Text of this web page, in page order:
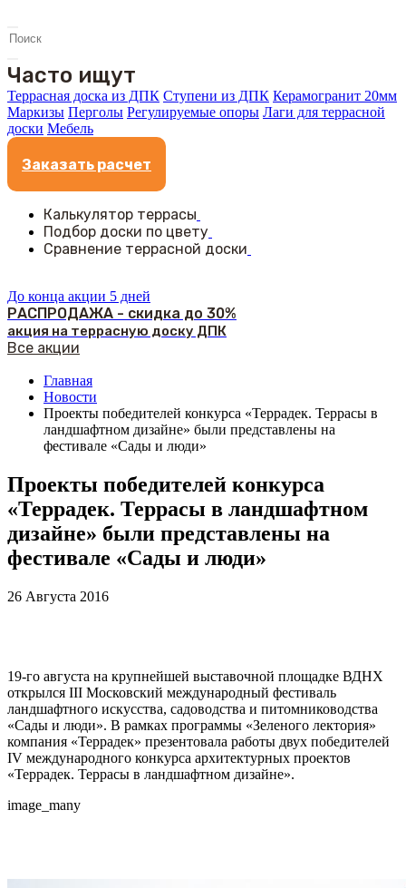
Часто ищут
Террасная доска из ДПК Ступени из ДПК Керамогранит 20мм
Маркизы Перголы Регулируемые опоры Лаги для террасной
доски Мебель
Заказать расчет
Калькулятор террасы
Подбор доски по цвету
Сравнение террасной доски
До конца акции 5 дней
РАСПРОДАЖА - скидка до 30%
акция на террасную доску ДПК
Все акции
Главная
Новости
Проекты победителей конкурса «Террадек. Террасы в
ландшафтном дизайне» были представлены на
фестивале «Сады и люди»
Проекты победителей конкурса
«Террадек. Террасы в ландшафтном
дизайне» были представлены на
фестивале «Сады и люди»
26 Августа 2016
19-го августа на крупнейшей выставочной площадке ВДНХ
открылся III Московский международный фестиваль
ландшафтного искусства, садоводства и питомниководства
«Сады и люди». В рамках программы «Зеленого лектория»
компания «Террадек» презентовала работы двух победителей
IV международного конкурса архитектурных проектов
«Террадек. Террасы в ландшафтном дизайне».
image_many